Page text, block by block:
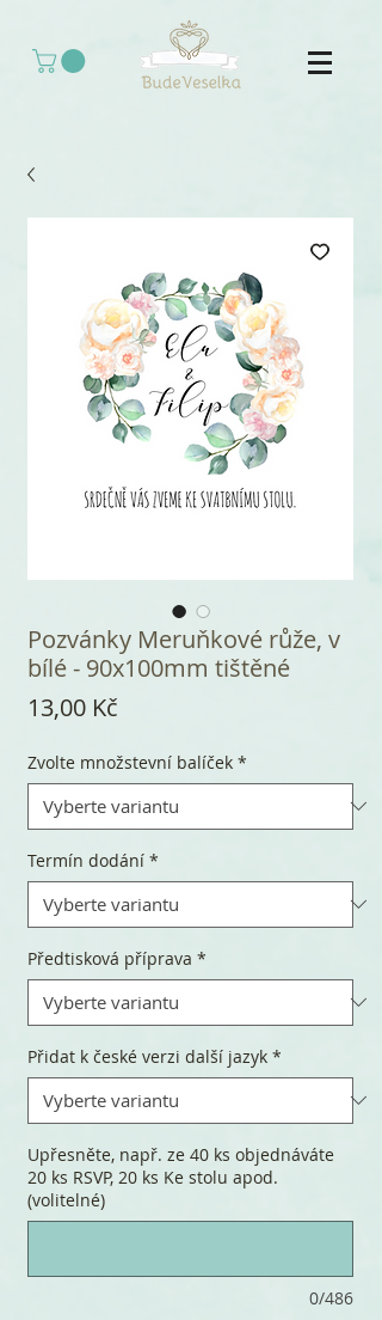
Pozvánky Meruňkové růže, v
bílé - 90x100mm tištěné
13,00 Kč
Zvolte množstevní balíček *
Termín dodání *
Předtisková příprava *
Přidat k české verzi další jazyk *
Upřesněte, např. ze 40 ks objednáváte
20 ks RSVP, 20 ks Ke stolu apod.
(volitelné)
0/486